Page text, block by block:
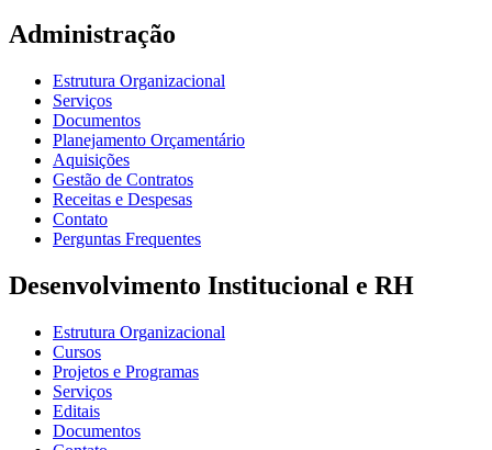
Administração
Estrutura Organizacional
Serviços
Documentos
Planejamento Orçamentário
Aquisições
Gestão de Contratos
Receitas e Despesas
Contato
Perguntas Frequentes
Desenvolvimento Institucional e RH
Estrutura Organizacional
Cursos
Projetos e Programas
Serviços
Editais
Documentos